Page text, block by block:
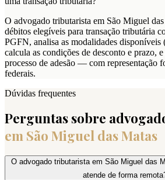
O advogado tributarista em São Miguel
débitos elegíveis para transação tributária
PGFN, analisa as modalidades
calcula as condições de desconto e prazo,
processo de adesão — com representação
federais.
Dúvidas frequentes
Perguntas sobre
em São Miguel das Matas
O advogado tributarista em São Miguel das
atende de forma